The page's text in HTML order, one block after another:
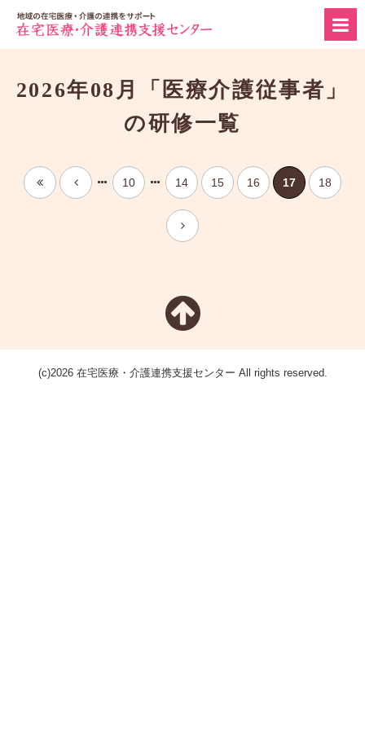
2026年08月「医療介護従事者」
の研修一覧
10 14 15 16 17 18
(c)2026 在宅医療・介護連携支援センター All rights reserved.